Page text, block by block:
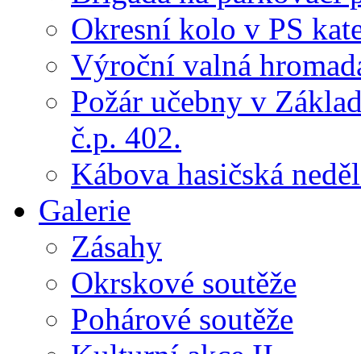
Okresní kolo v PS
Výroční valná
Požár učebny v
č.p. 402.
Kábova hasičská
Galerie
Zásahy
Okrskové soutěže
Pohárové soutěže